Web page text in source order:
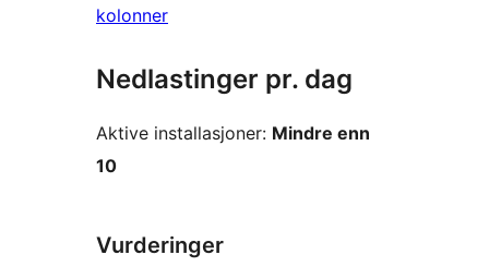
kolonner
Nedlastinger pr. dag
Aktive installasjoner: Mindre enn
10
Vurderinger